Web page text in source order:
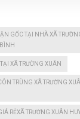
GỐC TẠI NHÀ XÃ
XÃ TRƯỜNG XUÂN
TRÙNG XÃ TRƯỜNG
RẺXÃ TRƯỜNG XUÂN